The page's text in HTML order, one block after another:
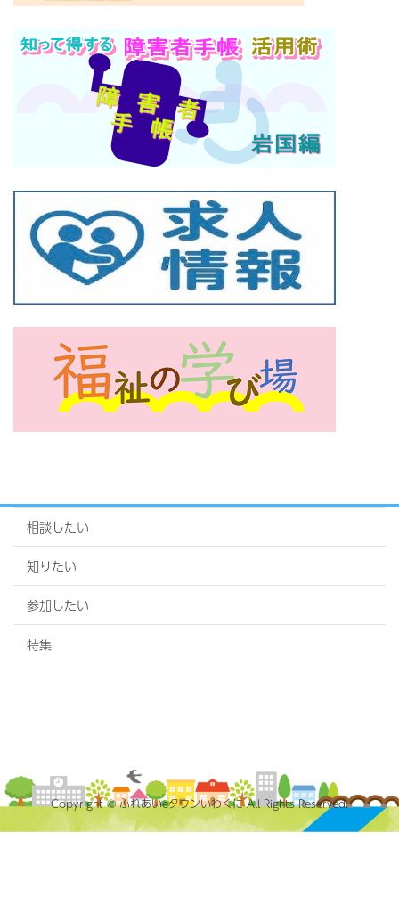
相談したい
知りたい
参加したい
特集
Copyright © ふれあいeタウンいわくに All Rights Reserved.